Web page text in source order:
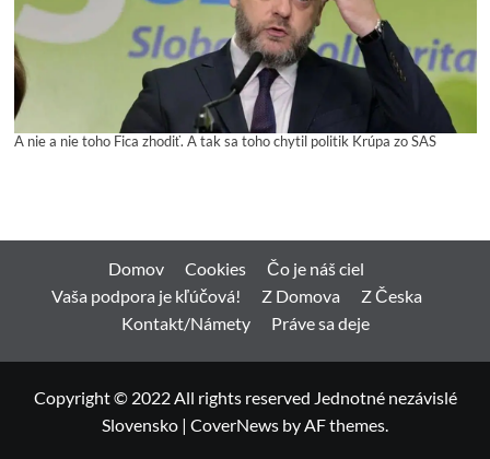
A nie a nie toho Fica zhodiť. A tak sa toho chytil politik Krúpa zo SAS
Domov Cookies
Čo je náš ciel
Vaša podpora je kľúčová!
Z Domova
Z Česka
Kontakt/Námety
Práve sa deje
Copyright © 2022 All rights reserved Jednotné nezávislé
Slovensko | CoverNews by AF themes.